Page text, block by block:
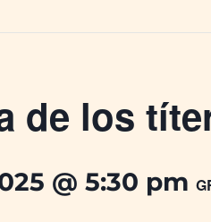
de los
@ 5:30 pm